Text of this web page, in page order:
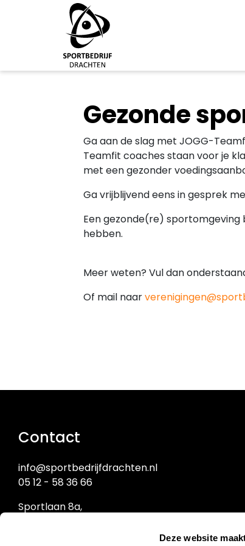
Deze website
Direct naar de inhoud van de pagina
Gezonde
Ga aan de slag met JOGG-
Teamfit coaches staan voor je
met een gezonder
Ga vrijblijvend eens in gesprek
Een gezonde(re)
hebben.
Meer weten? Vul dan
Of mail naar
Contact
info@sportbedrijfdrachten.nl
05 12 - 58 36 66
Sportlaan 8a,